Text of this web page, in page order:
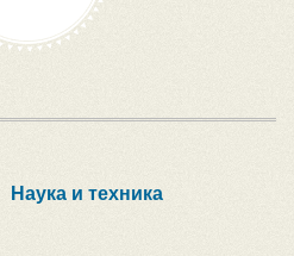
Наука и техника